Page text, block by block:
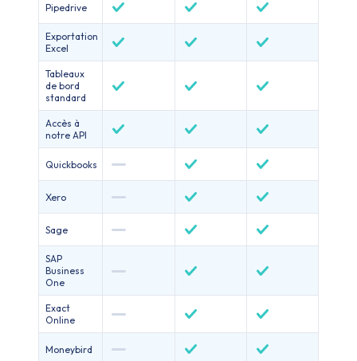
Pipedrive
Exportation
Excel
Tableaux
de bord
standard
Accès à
notre API
Quickbooks
Xero
Sage
SAP
Business
One
Exact
Online
Moneybird